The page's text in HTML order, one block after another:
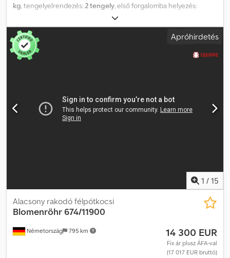
kg, tengelyelrendezés:2 tengely, első forgalomba helyezés:
4 900 mm, rakodótér szélesség:
teljes szélesség:2 550 mm, Felszereltség:ABS, * Blomenröhr
alvázas, mélyágyas utánfutó, TÍPUS: 553/7500 * Német gyártmányú
utánfutó * A műszaki vizsga érvényessége lejárt: 2026.05.26. * ABS
(blokkolásgátló fékszabályozó rendszer) * Rögzített rámpák
Apróhirdetés
1 / 15
Németország 795 km
Alacsony rakodó félpótkocsi
Blomenröhr 674/11900
14 300 EUR
Fix ár plusz ÁFA-val
(17 017 EUR bruttó)